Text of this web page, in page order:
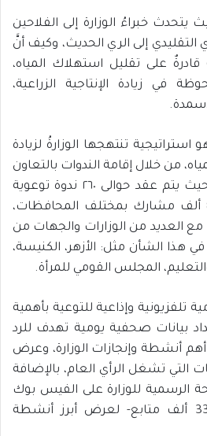
يتحدث خبراءُ الوزارة إلى الفلاحين
التقليدي إلى الري الحديث، وكيف أنَّ
على تقليل استهلاك المياه،
في زيادة الإنتاجية الزراعية،
استراتيجية تنتهجها الوزارةُ لزيادة
من خلال إقامة الندوات بالتعاون
مع العديد من الجهات، حيث يتم عقد حوالى ٢٦٠ ندوة توعوية
سنويًّا بمشاركة حوالى ٤٠ ألف مشارك بمختلف المحافظات،
مع العديد من الوزارات والجهات من
هذا الشأن مثل: الأزهر، الكنيسة،
والتعليم، المجلس القومي للمرأة.
تلفزيونية وإذاعية للتوعية بأهمية
بيانات صحفية يومية تهدف للرد
أنشطة وإنجازات الوزارة، وعرض
التي تشغل الرأي العام، بالإضافة
الرسمية للوزارة على الفيس بوك
-التي يتابعها أكثر من 33٠ ألف متابع- لعرض أبرز أنشطة